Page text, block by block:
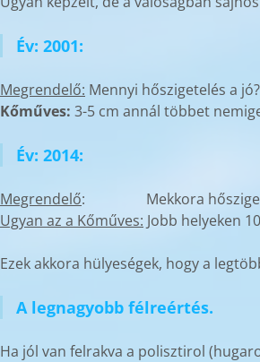
Év: 2001:
Megrendelő: Mennyi hőszigetelés a jó?
Kőműves: 3-5 cm annál többet
Év: 2014:
Megrendelő: Mekkora
Ugyan az a Kőműves: Jobb helyeken
Ezek akkora hülyeségek, hogy a
A legnagyobb félreértés.
Ha jól van felrakva a polisztirol